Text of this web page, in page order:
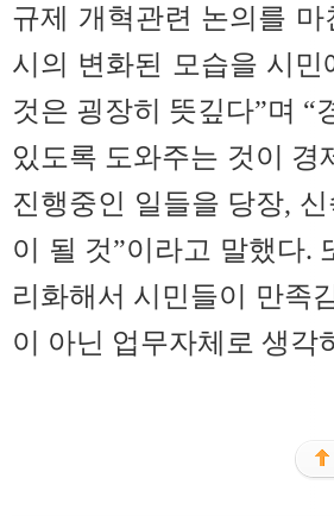
규제 개혁관련 논의를
시의 변화된 모습을 시
것은 굉장히 뜻깊다”며 “
있도록 도와주는 것이
진행중인 일들을 당장,
이 될 것”이라고 말했다.
리화해서 시민들이 만족
이 아닌 업무자체로 생